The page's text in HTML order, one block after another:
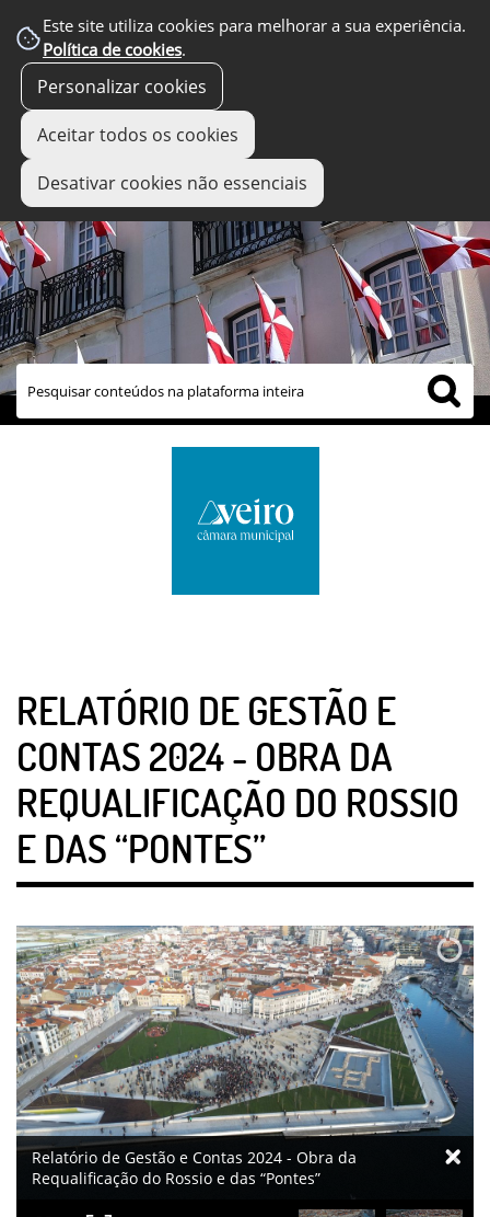
Este site utiliza cookies para melhorar a sua experiência.
Política de cookies.
Personalizar cookies
Aceitar todos os cookies
Desativar cookies não essenciais
links úteis
RELATÓRIO DE GESTÃO E
CONTAS 2024 - OBRA DA
REQUALIFICAÇÃO DO ROSSIO
E DAS “PONTES”